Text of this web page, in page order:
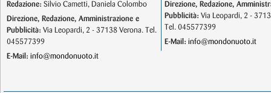
Redazione: Silvio Cametti, Daniela Colombo
Direzione, Redazione, Amministrazione e
Pubblicità: Via Leopardi, 2 - 37138 Verona. Tel.
045577399
E-Mail: info@mondonuoto.it
Direzione, Redazione,
Pubblicità: Via Leopardi, 2 -
Tel. 045577399
E-Mail: info@mondonuoto.it